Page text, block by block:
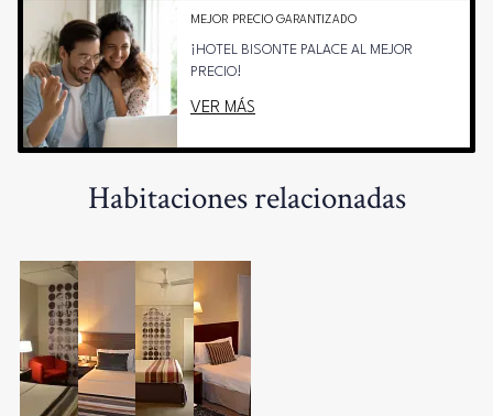
MEJOR PRECIO GARANTIZADO
¡HOTEL BISONTE PALACE AL MEJOR
PRECIO!
VER MÁS
Habitaciones relacionadas